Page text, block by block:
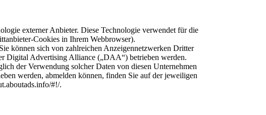
externer Anbieter. Diese Technologie verwendet für die
Cookies in Ihrem Webbrowser).
können sich von zahlreichen Anzeigennetzwerken Dritter
Digital Advertising Alliance („DAA“) betrieben werden.
der Verwendung solcher Daten von diesen Unternehmen
werden, abmelden können, finden Sie auf der jeweiligen
#!/.